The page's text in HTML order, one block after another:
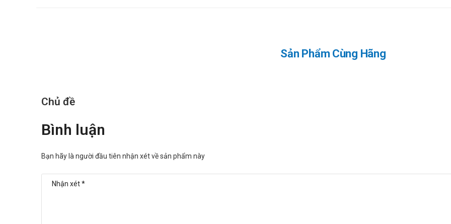
Sản Phẩm Cùng Hãng
Chủ đề
Bình luận
Bạn hãy là người đầu tiên nhận xét về sản phẩm này